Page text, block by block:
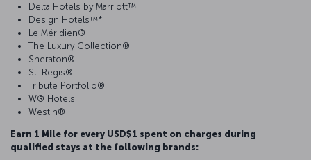
Delta Hotels by Marriott™
Design Hotels™*
Le Méridien®
The Luxury Collection®
Sheraton®
St. Regis®
Tribute Portfolio®
W® Hotels
Westin®
Earn 1 Mile for every USD$1 spent on charges during
qualified stays at the following brands: